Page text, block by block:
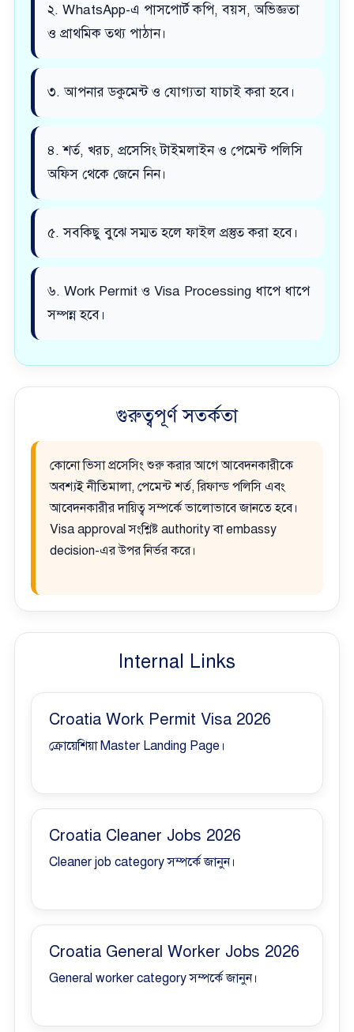
২. WhatsApp-এ পাসপোর্ট কপি, বয়স, অভিজ্ঞতা
ও প্রাথমিক তথ্য পাঠান।
৩. আপনার ডকুমেন্ট ও যোগ্যতা যাচাই করা হবে।
৪. শর্ত, খরচ, প্রসেসিং টাইমলাইন ও পেমেন্ট পলিসি
অফিস থেকে জেনে নিন।
৫. সবকিছু বুঝে সম্মত হলে ফাইল প্রস্তুত করা হবে।
৬. Work Permit ও Visa Processing ধাপে ধাপে
সম্পন্ন হবে।
গুরুত্বপূর্ণ সতর্কতা
কোনো ভিসা প্রসেসিং শুরু করার আগে আবেদনকারীকে
অবশ্যই নীতিমালা, পেমেন্ট শর্ত, রিফান্ড পলিসি এবং
আবেদনকারীর দায়িত্ব সম্পর্কে ভালোভাবে জানতে হবে।
Visa approval সংশ্লিষ্ট authority বা embassy
decision-এর উপর নির্ভর করে।
Internal Links
Croatia Work Permit Visa 2026
ক্রোয়েশিয়া Master Landing Page।
Croatia Cleaner Jobs 2026
Cleaner job category সম্পর্কে জানুন।
Croatia General Worker Jobs 2026
General worker category সম্পর্কে জানুন।